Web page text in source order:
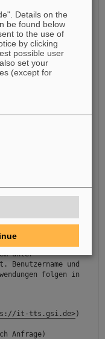
the
outside the GSI.
simply use the new
services.
weblogin>
Anmeldesystem für
Damit wird das
und einheitlicher.
unter
und
folgen in
it-tts.gsi.de>)
Anfrage)
Details on the
be found below
to the use of
by clicking
possible user
set your
(except for